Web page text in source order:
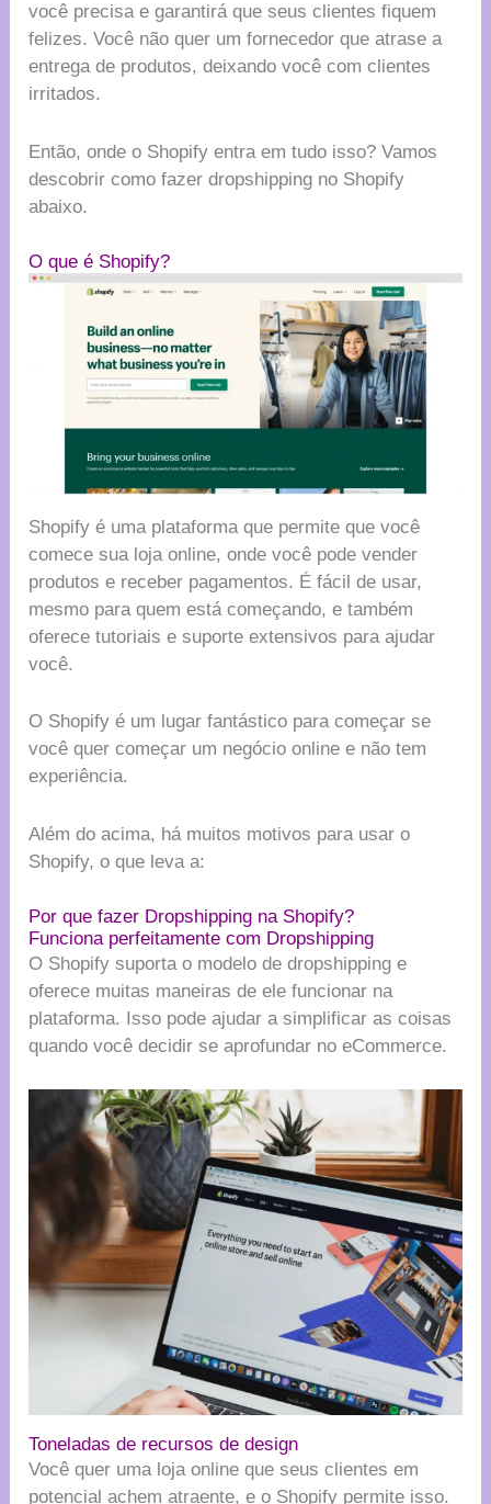
você precisa e garantirá que seus clientes fiquem
felizes. Você não quer um fornecedor que atrase a
entrega de produtos, deixando você com clientes
irritados.
Então, onde o Shopify entra em tudo isso? Vamos
descobrir como fazer dropshipping no Shopify
abaixo.
O que é Shopify?
Shopify é uma plataforma que permite que você
comece sua loja online, onde você pode vender
produtos e receber pagamentos. É fácil de usar,
mesmo para quem está começando, e também
oferece tutoriais e suporte extensivos para ajudar
você.
O Shopify é um lugar fantástico para começar se
você quer começar um negócio online e não tem
experiência.
Além do acima, há muitos motivos para usar o
Shopify, o que leva a:
Por que fazer Dropshipping na Shopify?
Funciona perfeitamente com Dropshipping
O Shopify suporta o modelo de dropshipping e
oferece muitas maneiras de ele funcionar na
plataforma. Isso pode ajudar a simplificar as coisas
quando você decidir se aprofundar no eCommerce.
Toneladas de recursos de design
Você quer uma loja online que seus clientes em
potencial achem atraente, e o Shopify permite isso.